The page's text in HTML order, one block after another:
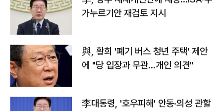
가누르기안 재검토 지시
與, 황희 '폐기 버스 청년 주택' 제안
에 "당 입장과 무관…개인 의견"
李대통령, '호우피해' 안동·의성 관할